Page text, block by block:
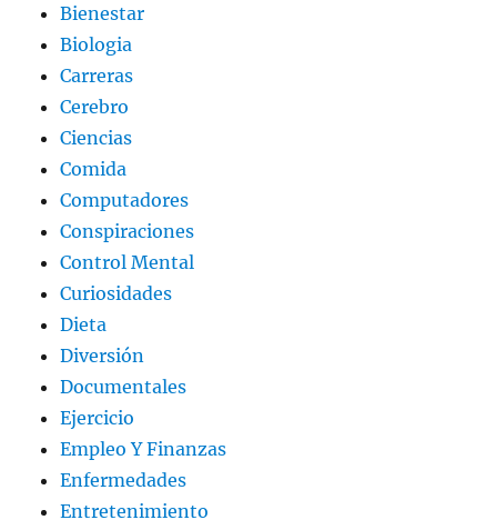
Bienestar
Biologia
Carreras
Cerebro
Ciencias
Comida
Computadores
Conspiraciones
Control Mental
Curiosidades
Dieta
Diversión
Documentales
Ejercicio
Empleo Y Finanzas
Enfermedades
Entretenimiento